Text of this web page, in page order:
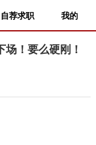
自荐求职 我的
！要么硬刚！